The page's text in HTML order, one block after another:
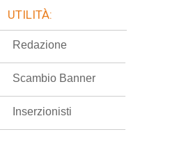
UTILITÀ:
Redazione
Scambio Banner
Inserzionisti